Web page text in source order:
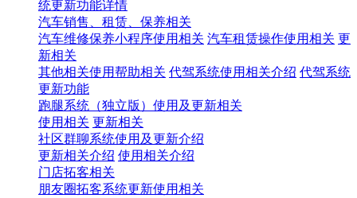
统更新功能详情
汽车销售、租赁、保养相关
汽车维修保养小程序使用相关 汽车租赁操作使用相关 更
新相关
其他相关使用帮助相关 代驾系统使用相关介绍 代驾系统
更新功能
跑腿系统（独立版）使用及更新相关
使用相关 更新相关
社区群聊系统使用及更新介绍
更新相关介绍 使用相关介绍
门店拓客相关
朋友圈拓客系统更新使用相关